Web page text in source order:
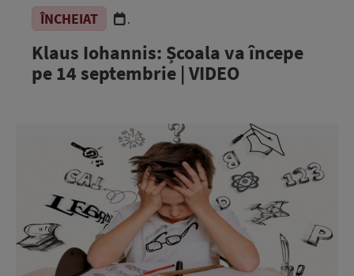
ÎNCHEIAT .
Klaus Iohannis: Școala va începe
pe 14 septembrie | VIDEO